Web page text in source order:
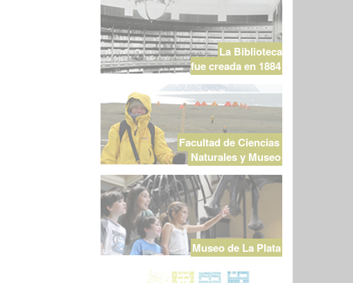
La Biblioteca
fue creada en 1884
Facultad de Ciencias
Naturales y Museo
Museo de La Plata